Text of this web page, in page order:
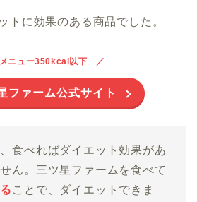
トに効果のある商品でした。
ニュー350kcal以下
ファーム公式サイト
食べればダイエット効果があ
ん。三ツ星ファームを食べて
ことで、ダイエットできま